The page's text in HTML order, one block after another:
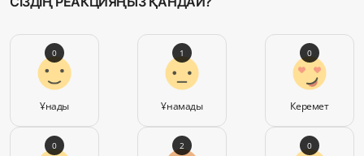
Ұнады
0
Ұнамады
1
Керемет
0
0 2 0